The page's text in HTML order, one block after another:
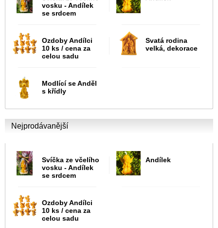
vosku - Andílek
se srdcem
Ozdoby Andílci
10 ks / cena za
celou sadu
Svatá rodina
velká, dekorace
Modlící se Anděl
s křídly
Nejprodávanější
Svíčka ze včelího
vosku - Andílek
se srdcem
Andílek
Ozdoby Andílci
10 ks / cena za
celou sadu